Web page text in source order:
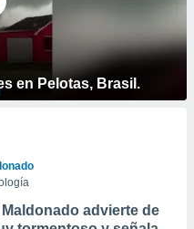
en Pelotas, Brasil.
advierte de